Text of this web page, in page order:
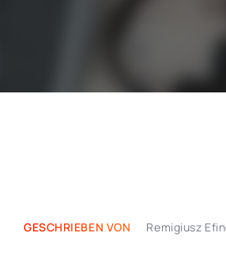
SAP für die
GESCHRIEBEN VON Remigiusz